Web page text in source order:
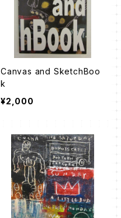
Canvas and SketchBoo
k
¥2,000